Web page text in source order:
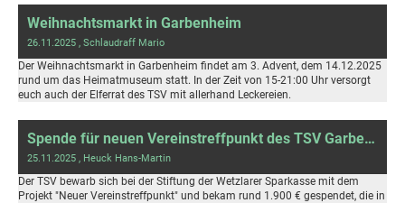
Weihnachtsmarkt in Garbenheim
26.11.2025 , Schlaudraff Mario
Der Weihnachtsmarkt in Garbenheim findet am 3. Advent, dem 14.12.2025
rund um das Heimatmuseum statt. In der Zeit von 15-21:00 Uhr versorgt
euch auch der Elferrat des TSV mit allerhand Leckereien.
Spende für neuen Vereinstreffpunkt des TSV Garbenheim 08 e.V.
25.11.2025 , Heuck Hans-Martin
Der TSV bewarb sich bei der Stiftung der Wetzlarer Sparkasse mit dem
Projekt "Neuer Vereinstreffpunkt" und bekam rund 1.900 € gespendet, die in